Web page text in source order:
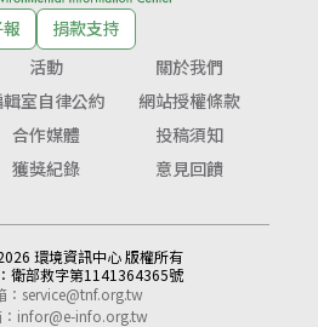
捐款支持
活動
關於我們
室自律公約
網站授權條款
合作媒體
投稿須知
獲獎紀錄 意見回饋
環境資訊中心 版權所有
衛部救字第1141364365號
service@tnf.org.tw
infor@e-info.org.tw